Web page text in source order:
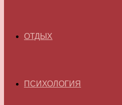
ОТДЫХ
ПСИХОЛОГИЯ